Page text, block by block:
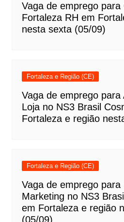
Vaga de emprego para
Fortaleza RH em
nesta sexta (05/09)
Fortaleza e Região (CE)
Vaga de emprego para
Loja no NS3 Brasil
Fortaleza e região
Fortaleza e Região (CE)
Vaga de emprego para
Marketing no NS3
em Fortaleza e região
(05/09)